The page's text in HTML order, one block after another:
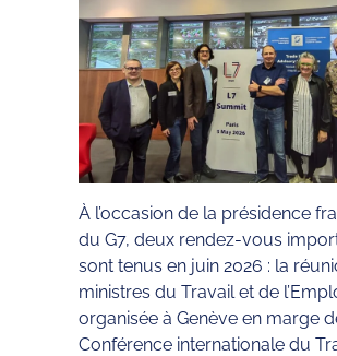
À l’occasion de la présidence
du G7, deux rendez-vous
sont tenus en juin 2026 : la
ministres du Travail et de
organisée à Genève en marge
Conférence internationale du